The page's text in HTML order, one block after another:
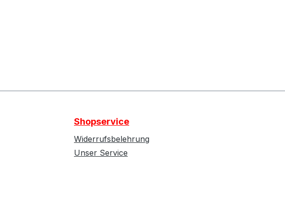
Shopservice
Widerrufsbelehrung
Unser Service